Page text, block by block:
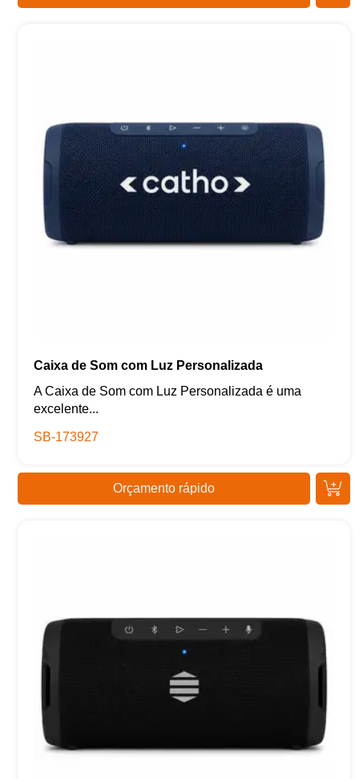
Caixa de Som com Luz Personalizada
A Caixa de Som com Luz Personalizada é uma
excelente...
SB-173927
Orçamento rápido